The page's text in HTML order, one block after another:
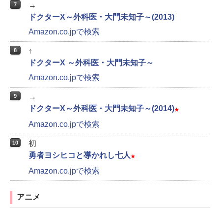
7
→
ドクターX～外科医・大門未知子～(2013)
Amazon.co.jpで検索
8
↑
ドクターX ～外科医・大門未知子～
Amazon.co.jpで検索
9
→
ドクターX～外科医・大門未知子～(2014)★
Amazon.co.jpで検索
10
初
勇者ヨシヒコと導かれし七人 ★
Amazon.co.jpで検索
アニメ